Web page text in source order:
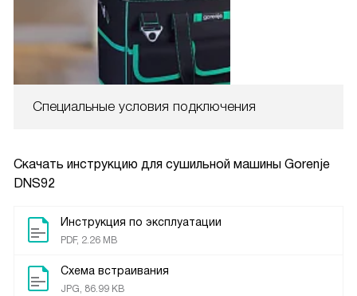
Специальные условия подключения
Скачать инструкцию для сушильной машины Gorenje
DNS92
Инструкция по эксплуатации
PDF, 2.26 MB
Схема встраивания
JPG, 86.99 KB